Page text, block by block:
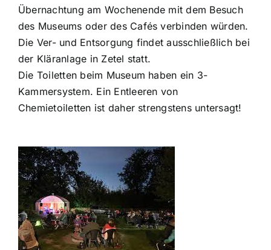
Übernachtung am Wochenende mit dem Besuch
des Museums oder des Cafés verbinden würden.
Die Ver- und Entsorgung findet ausschließlich bei
der Kläranlage in Zetel statt.
Die Toiletten beim Museum haben ein 3-
Kammersystem. Ein Entleeren von
Chemietoiletten ist daher strengstens untersagt!